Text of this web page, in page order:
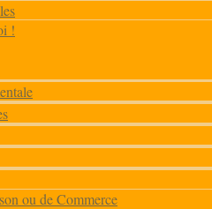
!
ou de Commerce